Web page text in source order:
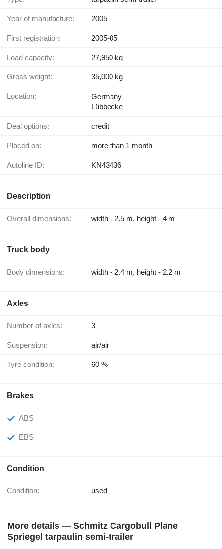
Year of manufacture: 2005
First registration: 2005-05
Load capacity: 27,950 kg
Gross weight: 35,000 kg
Location:
Germany
Lübbecke
Deal options: credit
Placed on: more than 1 month
Autoline ID: KN43436
Description
Overall dimensions: width - 2.5 m, height - 4 m
Truck body
Body dimensions: width - 2.4 m, height - 2.2 m
Axles
Number of axles: 3
Suspension: air/air
Tyre condition: 60 %
Brakes
ABS
EBS
Condition
Condition: used
More details — Schmitz Cargobull Plane
Spriegel tarpaulin semi-trailer